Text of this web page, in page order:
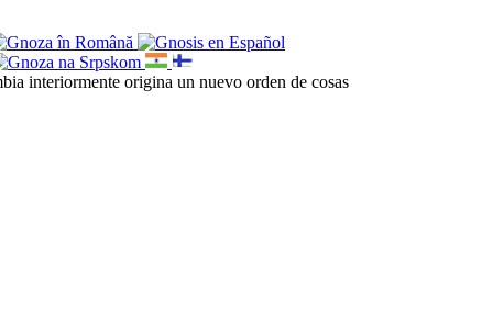
interiormente origina un nuevo orden de cosas